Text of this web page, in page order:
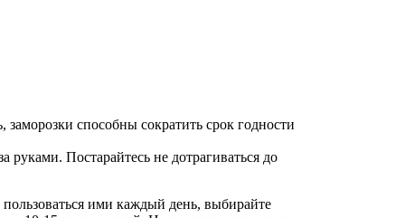
способны сократить срок годности
Постарайтесь не дотрагиваться до
ими каждый день, выбирайте